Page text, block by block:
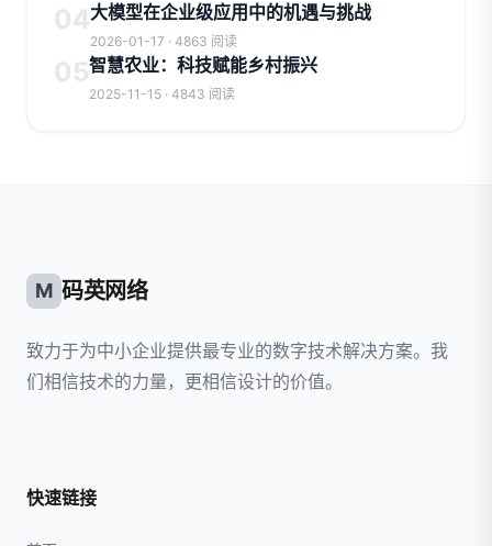
04大模型在企业级应用中的机遇与挑战
2026-01-17 · 4863 阅读
05智慧农业：科技赋能乡村振兴
2025-11-15 · 4843 阅读
M 码英网络
致力于为中小企业提供最专业的数字技术解决方案。我
们相信技术的力量，更相信设计的价值。
快速链接